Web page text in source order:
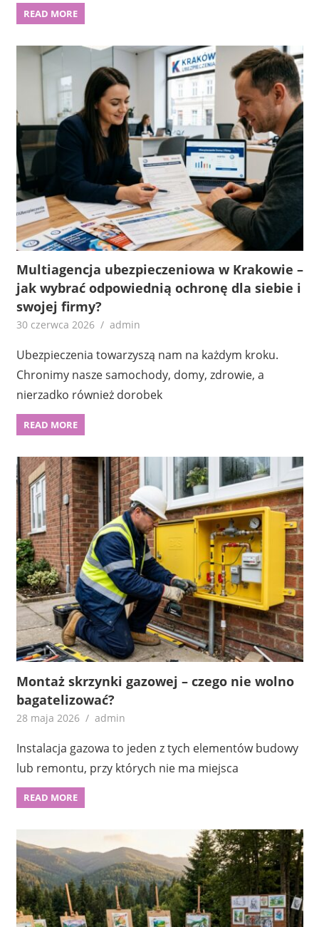
READ MORE
Multiagencja ubezpieczeniowa w Krakowie –
jak wybrać odpowiednią ochronę dla siebie i
swojej firmy?
30 czerwca 2026 admin
Ubezpieczenia towarzyszą nam na każdym kroku.
Chronimy nasze samochody, domy, zdrowie, a
nierzadko również dorobek
READ MORE
Montaż skrzynki gazowej – czego nie wolno
bagatelizować?
28 maja 2026 admin
Instalacja gazowa to jeden z tych elementów budowy
lub remontu, przy których nie ma miejsca
READ MORE